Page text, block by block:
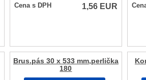
Cena s DPH
1,56 EUR
Brus.pás 30 x 533 mm,perlička
180